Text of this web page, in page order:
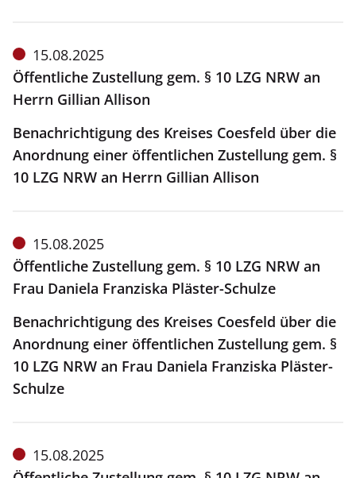
Meldung
vom:
15.08.2025
Öffentliche Zustellung gem. § 10 LZG NRW an
Herrn Gillian Allison
Benachrichtigung des Kreises Coesfeld über die
Anordnung einer öffentlichen Zustellung gem. §
10 LZG NRW an Herrn Gillian Allison
Meldung
vom:
15.08.2025
Öffentliche Zustellung gem. § 10 LZG NRW an
Frau Daniela Franziska Pläster-Schulze
Benachrichtigung des Kreises Coesfeld über die
Anordnung einer öffentlichen Zustellung gem. §
10 LZG NRW an Frau Daniela Franziska Pläster-
Schulze
Meldung
15.08.2025